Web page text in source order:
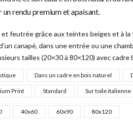
rendu premium et apaisant.
et feutrée grâce aux teintes beiges et à
canapé, dans une entrée ou une
tailles (20×30 à 80×120) avec
Dans un cadre en bois naturel
Print Standard Sur toile italienne
40x60 60x90 80x120